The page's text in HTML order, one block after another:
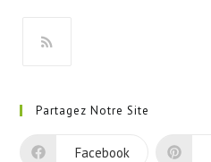
Partagez Notre Site
Facebook